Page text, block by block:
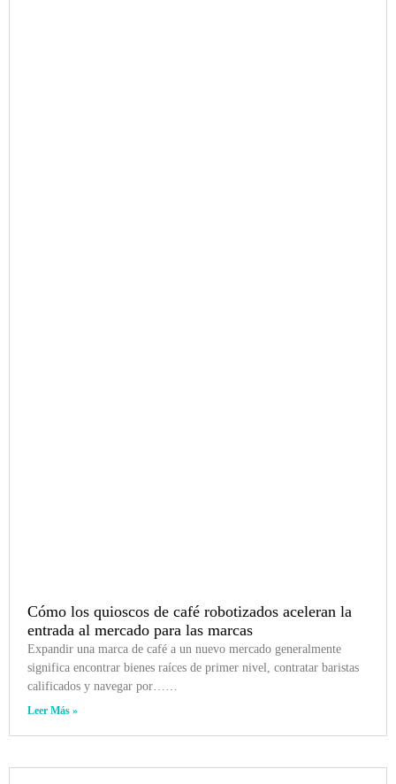
Cómo los quioscos de café robotizados aceleran la
entrada al mercado para las marcas
Expandir una marca de café a un nuevo mercado generalmente
significa encontrar bienes raíces de primer nivel, contratar baristas
calificados y navegar por……
Leer Más »